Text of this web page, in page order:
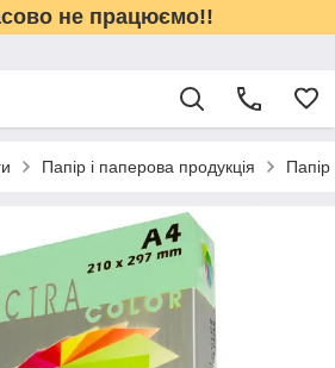
не працюємо!!
Папір і паперова продукція